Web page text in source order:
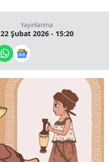
Yayınlanma
22 Şubat 2026 - 15:20